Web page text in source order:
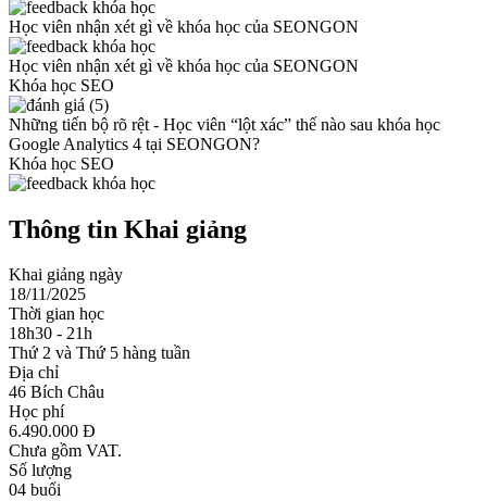
Học viên nhận xét gì về khóa học của SEONGON
Học viên nhận xét gì về khóa học của SEONGON
Khóa học SEO
Những tiến bộ rõ rệt - Học viên “lột xác” thế nào sau khóa học
Google Analytics 4 tại SEONGON?
Khóa học SEO
Thông tin Khai giảng
Khai giảng ngày
18/11/2025
Thời gian học
18h30 - 21h
Thứ 2 và Thứ 5 hàng tuần
Địa chỉ
46 Bích Châu
Học phí
6.490.000 Đ
Chưa gồm VAT.
Số lượng
04 buổi